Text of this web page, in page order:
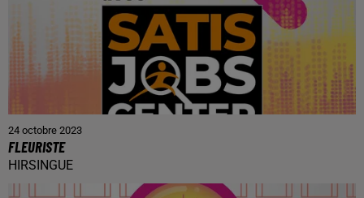
24 octobre 2023
FLEURISTE
HIRSINGUE